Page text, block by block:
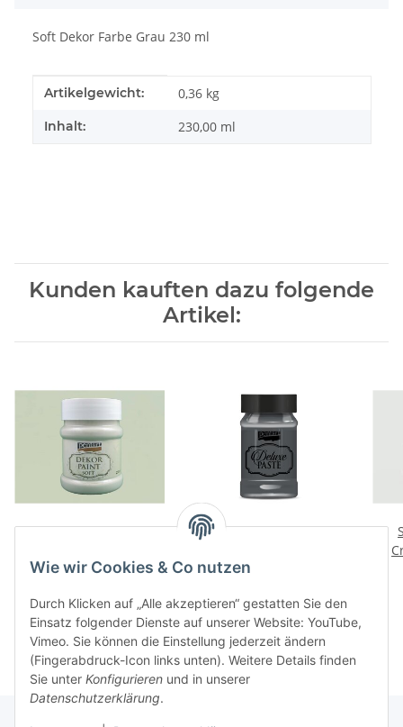
Wie wir Cookies & Co nutzen
Durch Klicken auf „Alle akzeptieren“ gestatten Sie den
Einsatz folgender Dienste auf unserer Website: YouTube,
Vimeo. Sie können die Einstellung jederzeit ändern
(Fingerabdruck-Icon links unten). Weitere Details finden
Sie unter Konfigurieren und in unserer
Datenschutzerklärung.
Soft Dekor Farbe Grau 230 ml
Produkteigenschaft
Wert
Artikelgewicht: 0,36 kg
Inhalt: 230,00 ml
Kunden kauften dazu folgende
Artikel:
Soft Dekor Farbe
230 ml
8,99 €*
Deluxe Paste platinum
3,90 €